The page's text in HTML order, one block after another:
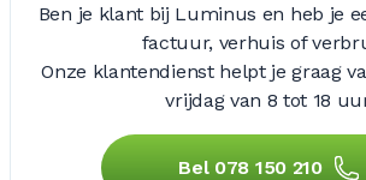
Ben je klant bij Luminus en heb je
factuur, verhuis of
Onze klantendienst helpt je graag
vrijdag van 8 tot 18
Bel 078 150 210